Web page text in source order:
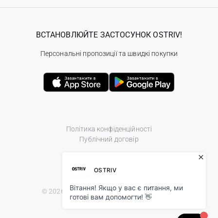
Політика конфіденційності
Публічний договір
© 2026 Ostriv.ua Store. All Rights Reserved.
ВСТАНОВЛЮЙТЕ ЗАСТОСУНОК OSTRIV!
Персональні пропозиції та швидкі покупки